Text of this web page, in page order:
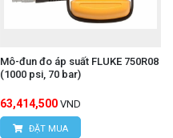
Mô-đun đo áp suất FLUKE 750R08
(1000 psi, 70 bar)
63,414,500 VND
ĐẶT MUA